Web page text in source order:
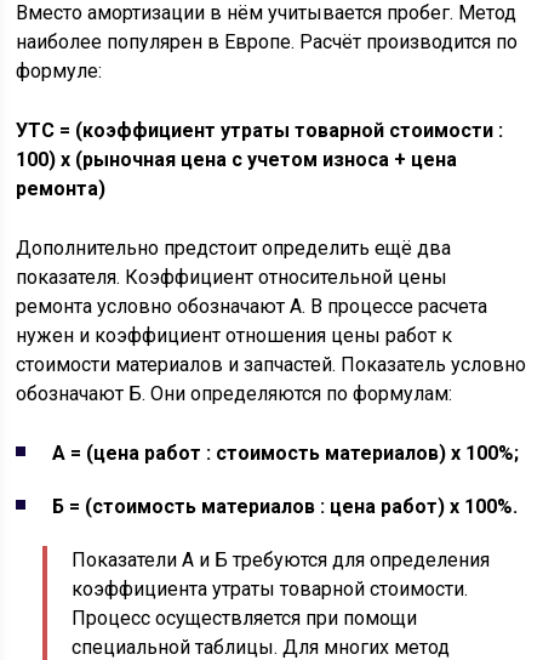
Вместо амортизации в нём учитывается пробег. Метод
наиболее популярен в Европе. Расчёт производится по
формуле:
УТС = (коэффициент утраты товарной стоимости :
100) х (рыночная цена с учетом износа + цена
ремонта)
Дополнительно предстоит определить ещё два
показателя. Коэффициент относительной цены
ремонта условно обозначают А. В процессе расчета
нужен и коэффициент отношения цены работ к
стоимости материалов и запчастей. Показатель условно
обозначают Б. Они определяются по формулам:
А = (цена работ : стоимость материалов) х 100%;
Б = (стоимость материалов : цена работ) х 100%.
Показатели А и Б требуются для определения
коэффициента утраты товарной стоимости.
Процесс осуществляется при помощи
специальной таблицы. Для многих метод